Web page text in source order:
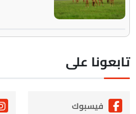
على
فيسبوك